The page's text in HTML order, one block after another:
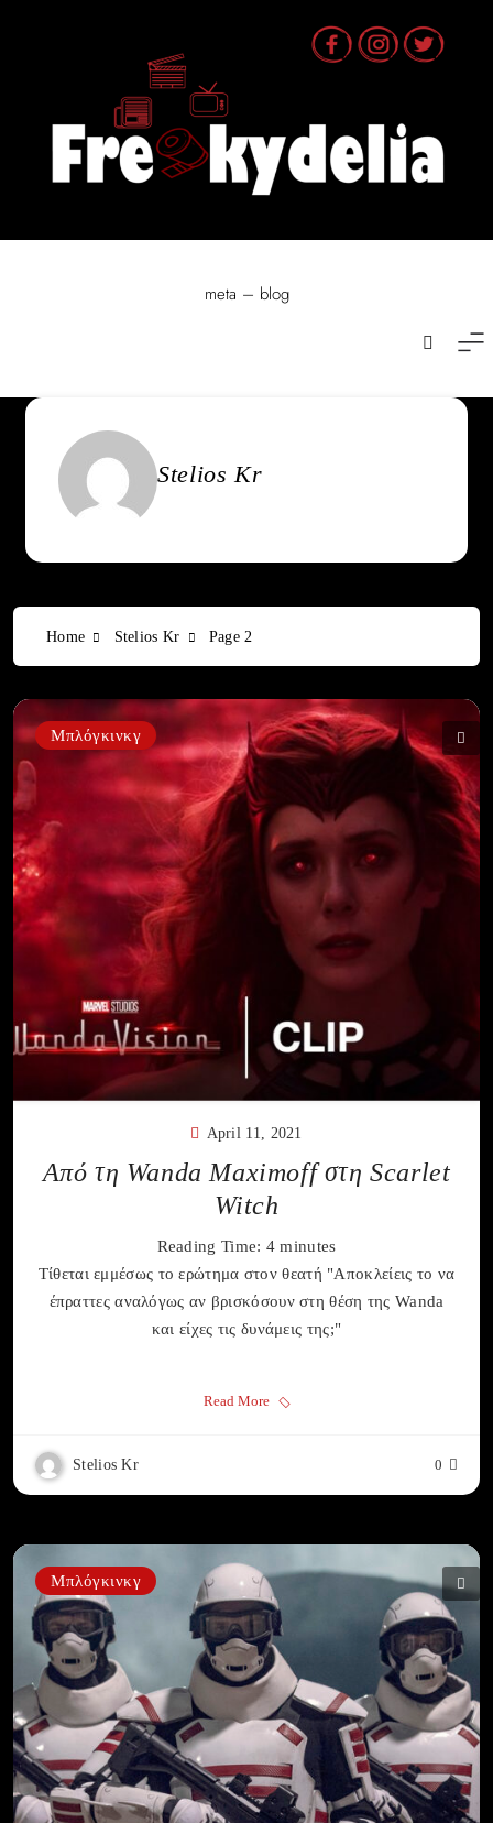
meta – blog
Stelios Kr
Home Stelios Kr Page 2
Μπλόγκινκγ
April 11, 2021
Από τη Wanda Maximoff στη Scarlet
Witch
Reading Time: 4 minutes
Τίθεται εμμέσως το ερώτημα στον θεατή "Αποκλείεις το να
έπραττες αναλόγως αν βρισκόσουν στη θέση της Wanda
και είχες τις δυνάμεις της;"
Read More
Stelios Kr 0
Μπλόγκινκγ